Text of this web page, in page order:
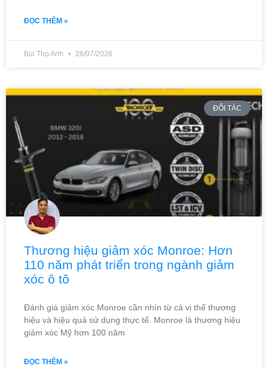
ĐỌC THÊM »
Bùi Thọ Anh 28/07/2026
ĐỐI TÁC
Thương hiệu giảm xóc Monroe: Hơn
110 năm phát triển trong ngành giảm
xóc ô tô
Đánh giá giảm xóc Monroe cần nhìn từ cả vị thế thương
hiệu và hiệu quả sử dụng thực tế. Monroe là thương hiệu
giảm xóc Mỹ hơn 100 năm
ĐỌC THÊM »